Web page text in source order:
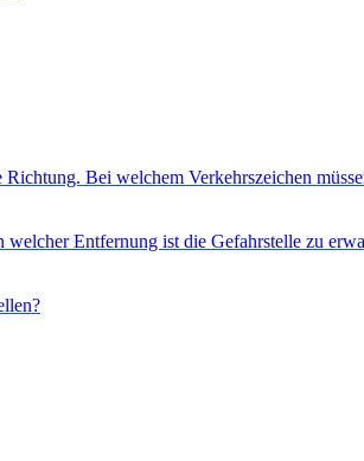
Bei welchem Verkehrszeichen
welcher Entfernung ist die Gefahrstelle zu